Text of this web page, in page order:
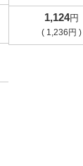
1,124円
( 1,236 円 )